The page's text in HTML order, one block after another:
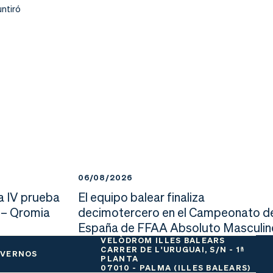
IV prueba
Qromia
06/08/2026
El equipo balear finaliza
decimotercero en el Campeonato
España de FFAA Absoluto
VELÒDROM ILLES BALEARS
CARRER DE L'URUGUAI, S/N - 1ª
PLANTA
07010 - PALMA (ILLES BALEARS)